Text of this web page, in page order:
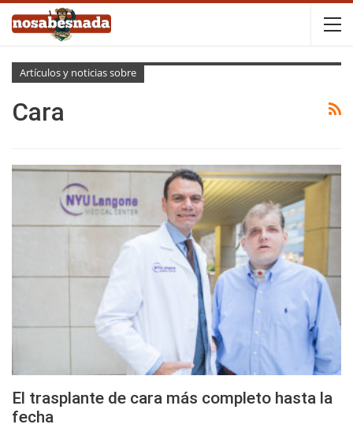
Artículos y noticias sobre
Cara
El trasplante de cara más completo hasta la
fecha